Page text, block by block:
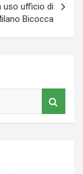
uso ufficio di
Bicocca